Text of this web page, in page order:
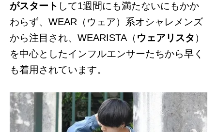
がスタート して1週間にも満たないにもかか
わらず、WEAR（ウェア）系オシャレメンズ
から注目され、WEARISTA（ ウェアリスタ ）
を中心としたインフルエンサーたちから早く
も着用されています。